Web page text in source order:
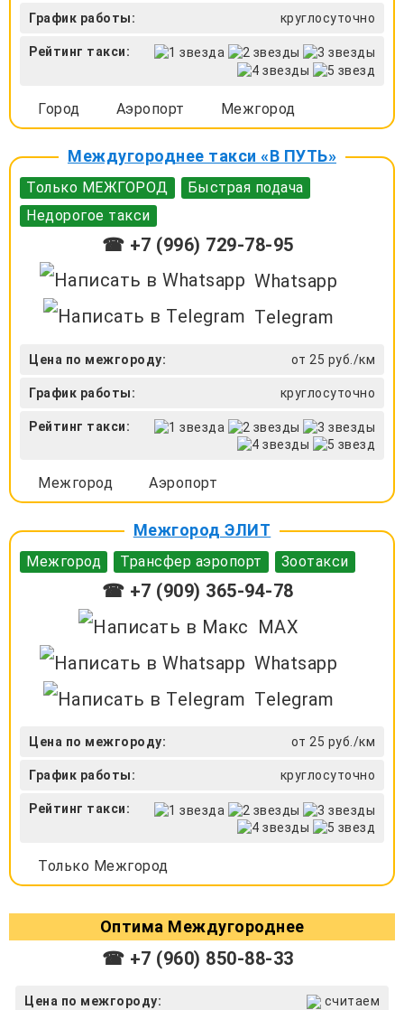
График работы: круглосуточно
Рейтинг такси:
Город Аэропорт Межгород
Междугороднее такси «В ПУТЬ»
Только МЕЖГОРОД
Быстрая подача
Недорогое такси
☎ +7 (996) 729-78-95
Whatsapp
Telegram
Цена по межгороду: от 25 руб./км
График работы: круглосуточно
Рейтинг такси:
Межгород Аэропорт
Межгород ЭЛИТ
Межгород Трансфер аэропорт Зоотакси
☎ +7 (909) 365-94-78
MAX
Whatsapp
Telegram
Цена по межгороду: от 25 руб./км
График работы: круглосуточно
Рейтинг такси:
Только Межгород
Оптима Междугороднее
☎ +7 (960) 850-88-33
Цена по межгороду: считаем